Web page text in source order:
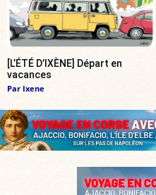
[L’ÉTÉ D’IXÈNE] Départ en
vacances
Par Ixene